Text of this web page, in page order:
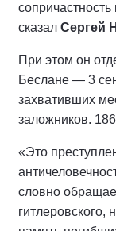
сказал Сергей
При этом он
Беслане — 3
захвативших
заложников.
«Это
словно
гитлеровского,